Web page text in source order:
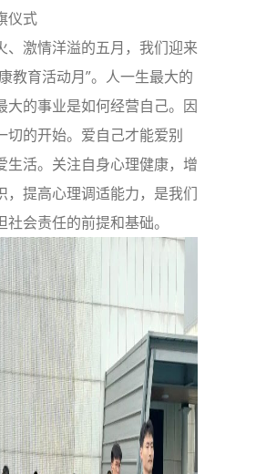
仪式
、激情洋溢的五月，我们迎来
教育活动月”。人一生最大的
大的事业是如何经营自己。因
切的开始。爱自己才能爱别
生活。关注自身心理健康，增
，提高心理调适能力，是我们
会责任的前提和基础。